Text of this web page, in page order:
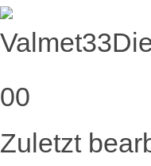
für
nach
unten.
0für
nach
oben.
0
Zuletzt